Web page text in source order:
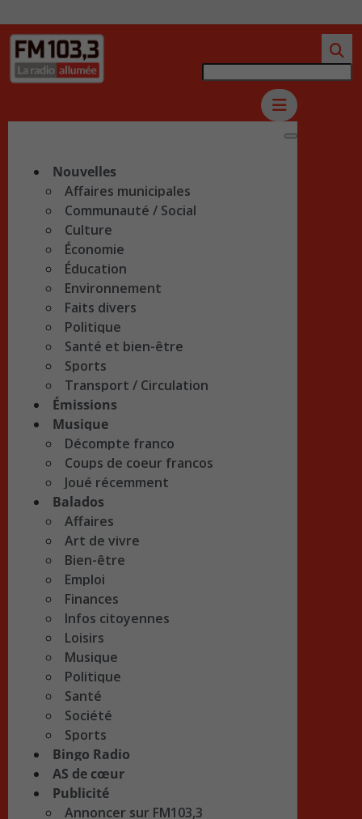
Nouvelles
Affaires municipales
Communauté / Social
Culture
Économie
Éducation
Environnement
Faits divers
Politique
Santé et bien-être
Sports
Transport / Circulation
Émissions
Musique
Décompte franco
Coups de coeur francos
Joué récemment
Balados
Affaires
Art de vivre
Bien-être
Emploi
Finances
Infos citoyennes
Loisirs
Musique
Politique
Santé
Société
Sports
Bingo Radio
AS de cœur
Publicité
Annoncer sur FM103,3